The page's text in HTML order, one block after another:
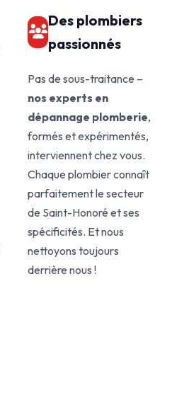
Des plombiers
passionnés
Pas de sous-traitance –
nos experts en
dépannage plomberie,
formés et expérimentés,
interviennent chez vous.
Chaque plombier connaît
parfaitement le secteur
de Saint-Honoré et ses
spécificités. Et nous
nettoyons toujours
derrière nous !